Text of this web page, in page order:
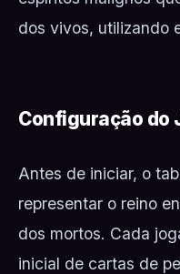
dos vivos, utilizando
Configuração do
Antes de iniciar, o
representar o reino
dos mortos. Cada
inicial de cartas de